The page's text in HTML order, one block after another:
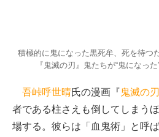
積極的に鬼になった黒死牟、死を待つ
『鬼滅の刃』鬼たちが“鬼になっ
吾峠呼世晴氏の漫画『鬼滅の刃
者である柱さえも倒してしまう
場する。彼らは「血鬼術」と呼